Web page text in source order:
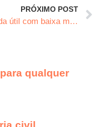
PRÓXIMO POST
Vida útil com baixa manutenção
qualquer
civil